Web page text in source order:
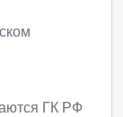
ГК РФ